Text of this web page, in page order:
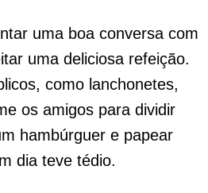
uma boa conversa com
uma deliciosa refeição.
como lanchonetes,
os amigos para dividir
hambúrguer e papear
dia teve tédio.